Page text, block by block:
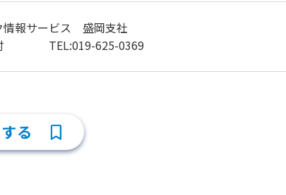
情報サービス 盛岡支社
TEL:019-625-0369
る